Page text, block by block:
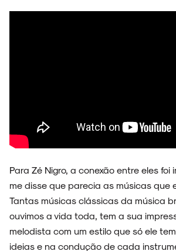
NOIZE RECORD CLUB
SOBRE
Para Zé Nigro, a conexão entre eles foi
me disse que parecia as músicas que
Tantas músicas clássicas da música
ouvimos a vida toda, tem a sua
melodista com um estilo que só ele
ideias e na condução de cada